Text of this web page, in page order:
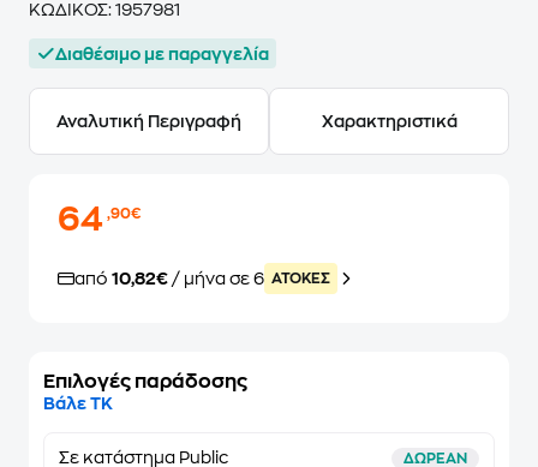
ΚΩΔΙΚΟΣ: 1957981
Διαθέσιμο με παραγγελία
Αναλυτική Περιγραφή Χαρακτηριστικά
64,90€
από 10,82€ / μήνα σε 6 ATOKEΣ
Επιλογές παράδοσης
Βάλε ΤΚ
Σε κατάστημα Public ΔΩΡΕΑΝ